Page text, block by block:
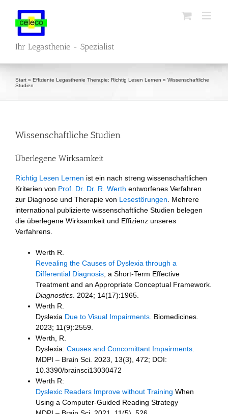
springen
Ihr Legasthenie - Spezialist
Start » Effiziente Legasthenie Therapie: Richtig Lesen Lernen » Wissenschaftliche
Studien
Wissenschaftliche Studien
Überlegene Wirksamkeit
Richtig Lesen Lernen ist ein nach streng wissenschaftlichen
Kriterien von Prof. Dr. Dr. R. Werth entworfenes Verfahren
zur Diagnose und Therapie von Lesestörungen . Mehrere
international publizierte wissenschaftliche Studien belegen
die überlegene Wirksamkeit und Effizienz unseres
Verfahrens.
Werth R.
Revealing the Causes of Dyslexia through a
Differential Diagnosis, a Short-Term Effective
Treatment and an Appropriate Conceptual Framework.
Diagnostics. 2024; 14(17):1965.
Werth R.
Dyslexia Due to Visual Impairments. Biomedicines.
2023; 11(9):2559.
Werth, R.
Dyslexia: Causes and Concomittant Impairments.
MDPI – Brain Sci. 2023, 13(3), 472; DOI:
10.3390/brainsci13030472
Werth R:
Dyslexic Readers Improve without Training When
Using a Computer-Guided Reading Strategy